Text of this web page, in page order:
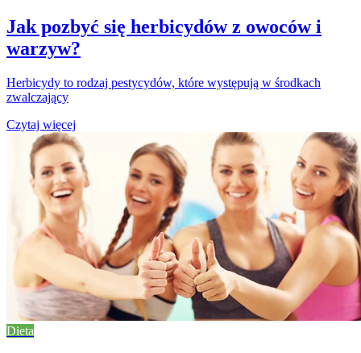
Jak pozbyć się herbicydów z owoców i
warzyw?
Herbicydy to rodzaj pestycydów, które występują w środkach
zwalczający
Czytaj więcej
Dieta